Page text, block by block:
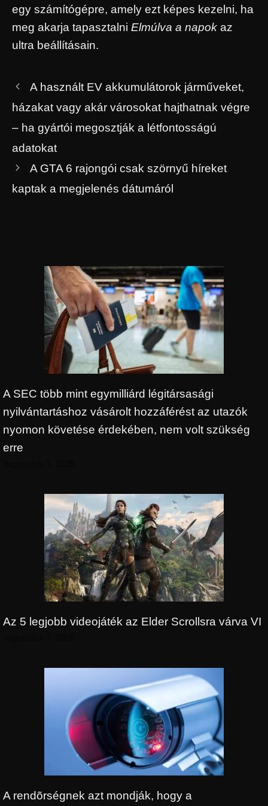
egy számítógépre, amely ezt képes kezelni, ha
meg akarja tapasztalni Elmúlva a napok az
ultra beállításain.
A használt EV akkumulátorok járműveket,
házakat vagy akár városokat hajthatnak végre
– ha gyártói megosztják a létfontosságú
adatokat
A GTA 6 rajongói csak szörnyű híreket
kaptak a megjelenés dátumáról
A SEC több mint egymilliárd légitársasági
nyilvántartáshoz vásárolt hozzáférést az utazók
nyomon követése érdekében, nem volt szükség
erre
Az 5 legjobb videojáték az Elder Scrollsra várva VI
A rendõrségnek azt mondják, hogy a